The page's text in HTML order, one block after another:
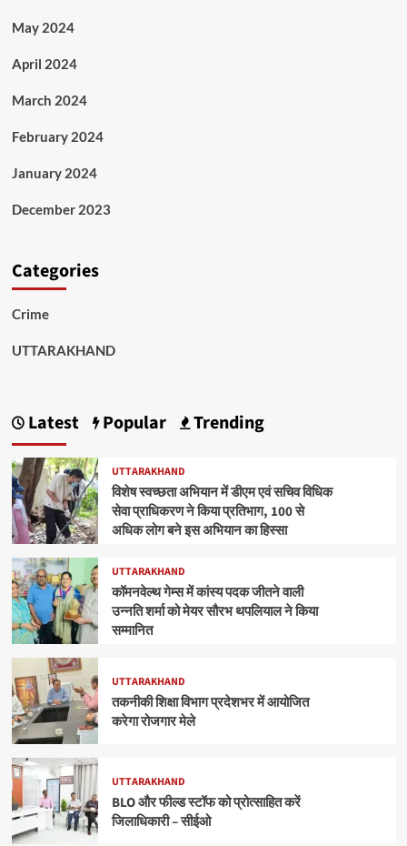
May 2024
April 2024
March 2024
February 2024
January 2024
December 2023
Categories
Crime
UTTARAKHAND
Latest Popular Trending
UTTARAKHAND
विशेष स्वच्छता अभियान में डीएम एवं सचिव विधिक
सेवा प्राधिकरण ने किया प्रतिभाग, 100 से
अधिक लोग बने इस अभियान का हिस्सा
UTTARAKHAND
कॉमनवेल्थ गेम्स में कांस्य पदक जीतने वाली
उन्नति शर्मा को मेयर सौरभ थपलियाल ने किया
सम्मानित
UTTARAKHAND
तकनीकी शिक्षा विभाग प्रदेशभर में आयोजित
करेगा रोजगार मेले
UTTARAKHAND
BLO और फील्ड स्टॉफ को प्रोत्साहित करें
जिलाधिकारी – सीईओ